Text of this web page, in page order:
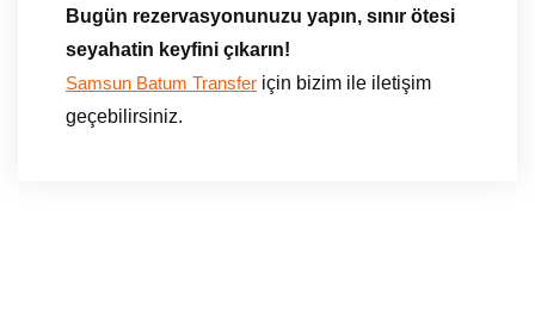
Bugün rezervasyonunuzu yapın, sınır ötesi
seyahatin keyfini çıkarın!
Samsun Batum Transfer için bizim ile iletişim
geçebilirsiniz.